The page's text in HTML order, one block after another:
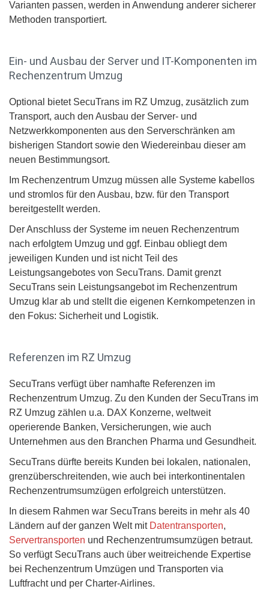
Varianten passen, werden in Anwendung anderer sicherer
Methoden transportiert.
Ein- und Ausbau der Server und IT-Komponenten im
Rechenzentrum Umzug
Optional bietet SecuTrans im RZ Umzug, zusätzlich zum
Transport, auch den Ausbau der Server- und
Netzwerkkomponenten aus den Serverschränken am
bisherigen Standort sowie den Wiedereinbau dieser am
neuen Bestimmungsort.
Im Rechenzentrum Umzug müssen alle Systeme kabellos
und stromlos für den Ausbau, bzw. für den Transport
bereitgestellt werden.
Der Anschluss der Systeme im neuen Rechenzentrum
nach erfolgtem Umzug und ggf. Einbau obliegt dem
jeweiligen Kunden und ist nicht Teil des
Leistungsangebotes von SecuTrans. Damit grenzt
SecuTrans sein Leistungsangebot im Rechenzentrum
Umzug klar ab und stellt die eigenen Kernkompetenzen in
den Fokus: Sicherheit und Logistik.
Referenzen im RZ Umzug
SecuTrans verfügt über namhafte Referenzen im
Rechenzentrum Umzug. Zu den Kunden der SecuTrans im
RZ Umzug zählen u.a. DAX Konzerne, weltweit
operierende Banken, Versicherungen, wie auch
Unternehmen aus den Branchen Pharma und Gesundheit.
SecuTrans dürfte bereits Kunden bei lokalen, nationalen,
grenzüberschreitenden, wie auch bei interkontinentalen
Rechenzentrumsumzügen erfolgreich unterstützen.
In diesem Rahmen war SecuTrans bereits in mehr als 40
Ländern auf der ganzen Welt mit Datentransporten,
Servertransporten und Rechenzentrumsumzügen betraut.
So verfügt SecuTrans auch über weitreichende Expertise
bei Rechenzentrum Umzügen und Transporten via
Luftfracht und per Charter-Airlines.